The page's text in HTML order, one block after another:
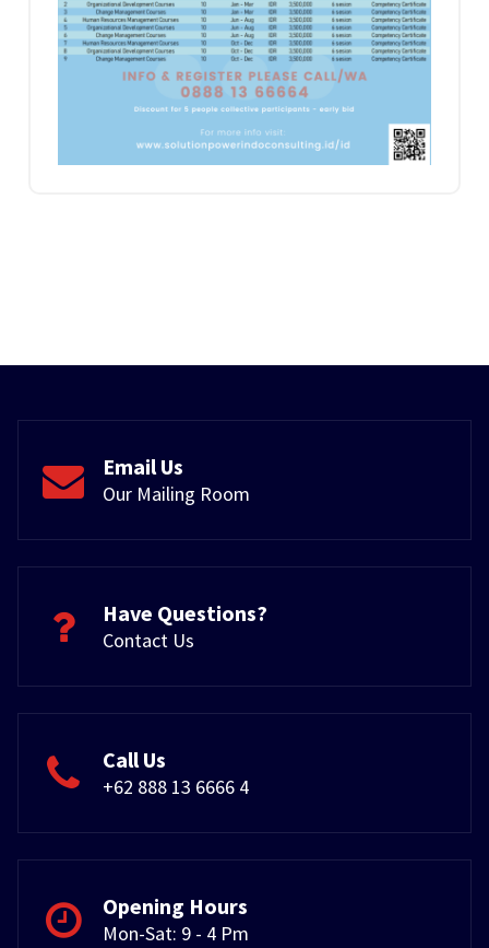
Email Us
Our Mailing Room
Have Questions?
Contact Us
Call Us
+62 888 13 6666 4
Opening Hours
Mon-Sat: 9 - 4 Pm